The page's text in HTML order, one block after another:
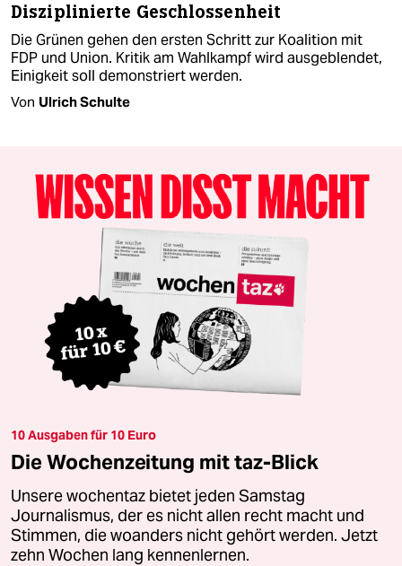
Disziplinierte Geschlossenheit
Die Grünen gehen den ersten Schritt zur Koalition mit
FDP und Union. Kritik am Wahlkampf wird ausgeblendet,
Einigkeit soll demonstriert werden.
Von Ulrich Schulte
10 Ausgaben für 10 Euro
Die Wochenzeitung mit taz-Blick
Unsere wochentaz bietet jeden Samstag
Journalismus, der es nicht allen recht macht und
Stimmen, die woanders nicht gehört werden. Jetzt
zehn Wochen lang kennenlernen.